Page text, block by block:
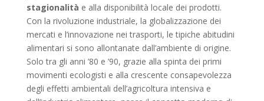
stagionalità e alla disponibilità locale dei prodotti.
Con la rivoluzione industriale, la globalizzazione dei
mercati e l’innovazione nei trasporti, le tipiche abitudini
alimentari si sono allontanate dall’ambiente di origine.
Solo tra gli anni ’80 e ’90, grazie alla spinta dei primi
movimenti ecologisti e alla crescente consapevolezza
degli effetti ambientali dell’agricoltura intensiva e